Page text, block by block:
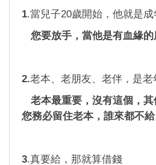
1 .當兒子20歲開始，他就是成
您要放手，當他是有血緣的
2. 老本、老朋友、老伴，是老
老本最重要，沒有這個，
您務必留住老本，誰來都不給
3 .真要給，那就算借錢